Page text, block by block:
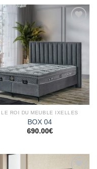
wishlist
LE ROI DU MEUBLE IXELLES
BOX 04
690.00€